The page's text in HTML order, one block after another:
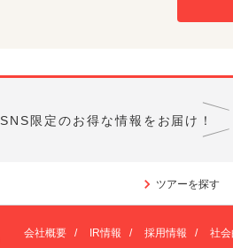
SNS限定のお得な情報をお届け！
ツアーを探す
会社概要 / IR情報 / 採用情報 / 社